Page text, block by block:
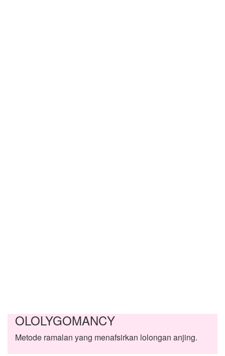
OLOLYGOMANCY
Metode ramalan yang menafsirkan lolongan anjing.